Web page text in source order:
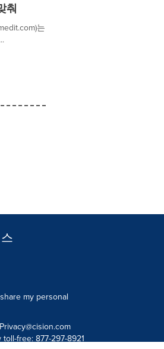
춰
는
my personal
Privacy@cision.com
toll-free: 877-297-8921